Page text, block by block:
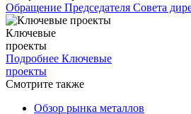
Обращение Председателя Совета
Ключевые
проекты
Подробнее Ключевые
проекты
Смотрите также
Обзор рынка металлов